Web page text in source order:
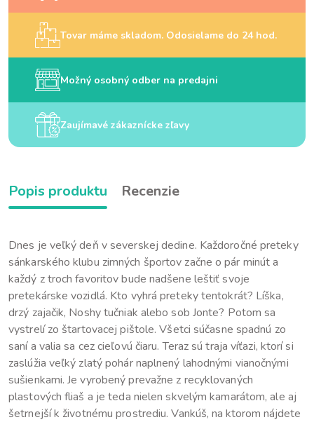
Tovar máme skladom. Odosielame do 24 hod.
Možný osobný odber na predajni
Zaujímavé zákaznícke zľavy
Popis produktu Recenzie
Dnes je veľký deň v severskej dedine. Každoročné preteky
sánkarského klubu zimných športov začne o pár minút a
každý z troch favoritov bude nadšene leštiť svoje
pretekárske vozidlá. Kto vyhrá preteky tentokrát? Líška,
drzý zajačik, Noshy tučniak alebo sob Jonte? Potom sa
vystrelí zo štartovacej pištole. Všetci súčasne spadnú zo
saní a valia sa cez cieľovú čiaru. Teraz sú traja víťazi, ktorí si
zaslúžia veľký zlatý pohár naplnený lahodnými vianočnými
sušienkami. Je vyrobený prevažne z recyklovaných
plastových fliaš a je teda nielen skvelým kamarátom, ale aj
šetrnejší k životnému prostrediu. Vankúš, na ktorom nájdete